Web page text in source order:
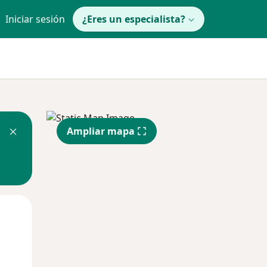
Iniciar sesión ¿Eres un especialista?
Ampliar mapa